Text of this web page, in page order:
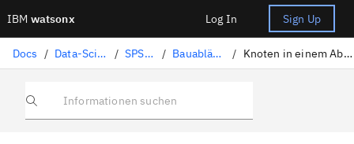
IBM watsonx Log In Sign Up
Docs / Data-Science-Lösungen / SPSS Modeler / Bauabläufe und Modelle / Knoten in einem Ablauf inaktivieren oder zwischenspeichern
Informationen suchen